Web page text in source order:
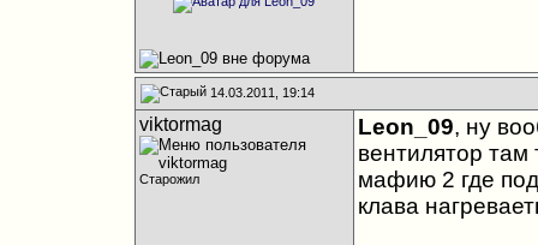
14.03.2011, 19:14
viktormag
Старожил
Leon_09, ну
вентилятор там
мафию 2 где
клава